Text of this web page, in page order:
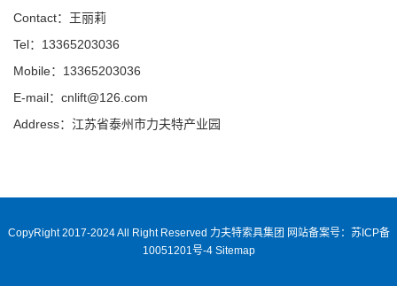
Contact：王丽莉
Tel：13365203036
Mobile：13365203036
E-mail：cnlift@126.com
Address：江苏省泰州市力夫特产业园
CopyRight 2017-2024 All Right Reserved 力夫特索具集团 网站备案号：苏ICP备
10051201号-4 Sitemap